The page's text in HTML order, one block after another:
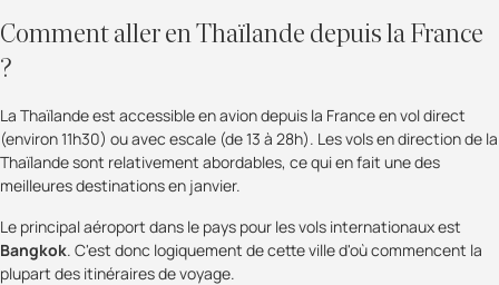
Comment aller en Thaïlande depuis la France
?
La Thaïlande est accessible en avion depuis la France en vol direct
(environ 11h30) ou avec escale (de 13 à 28h). Les vols en direction de la
Thaïlande sont relativement abordables, ce qui en fait une des
meilleures destinations en janvier.
Le principal aéroport dans le pays pour les vols internationaux est
Bangkok. C'est donc logiquement de cette ville d'où commencent la
plupart des itinéraires de voyage.